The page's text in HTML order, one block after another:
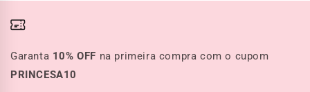
Garanta 10% OFF na primeira compra com o cupom
PRINCESA10